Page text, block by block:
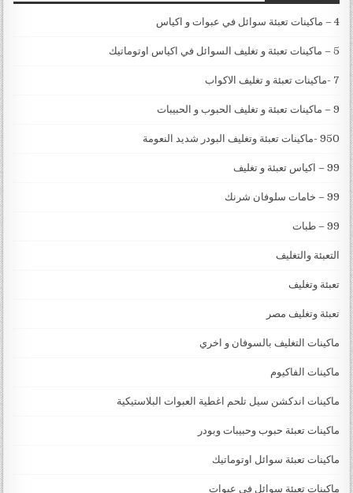
4 – ماكينات تعبئة سوائل في عبوات و اكياس
5 – ماكينات تعبئة و تغليف السوائل في اكياس اوتوماتيك
7 -ماكينات تعبئة و تغليف الاكواب
9 – ماكينات تعبئة و تغليف الحبوب و الحبيبات
950 -ماكينات تعبئة وتغليف البودر شديد النعومة
99 – اكياس تعبئة و تغليف
99 – خامات سلوفان شرنك
99 – طبات
التعبئة والتغليف
تعبئة وتغليف
تعبئة وتغليف مصر
ماكينات التغليف بالسوفان و اخري
ماكينات الفاكيوم
ماكينات اندكشن سيل تلحم اغطية العبوات البلاستيكية
ماكينات تعبئة حبوب وحبيبات وبودر
ماكينات تعبئة سوائل اوتوماتيك
ماكينات تعبئة سوائل في عبوات